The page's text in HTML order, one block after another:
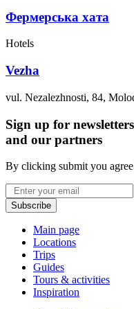
Фермерська хата
Hotels
Vezha
vul. Nezalezhnosti, 84,
Sign up for
and our partners
By clicking submit you
Email
Subscribe
Main page
Locations
Trips
Guides
Tours & activities
Inspiration